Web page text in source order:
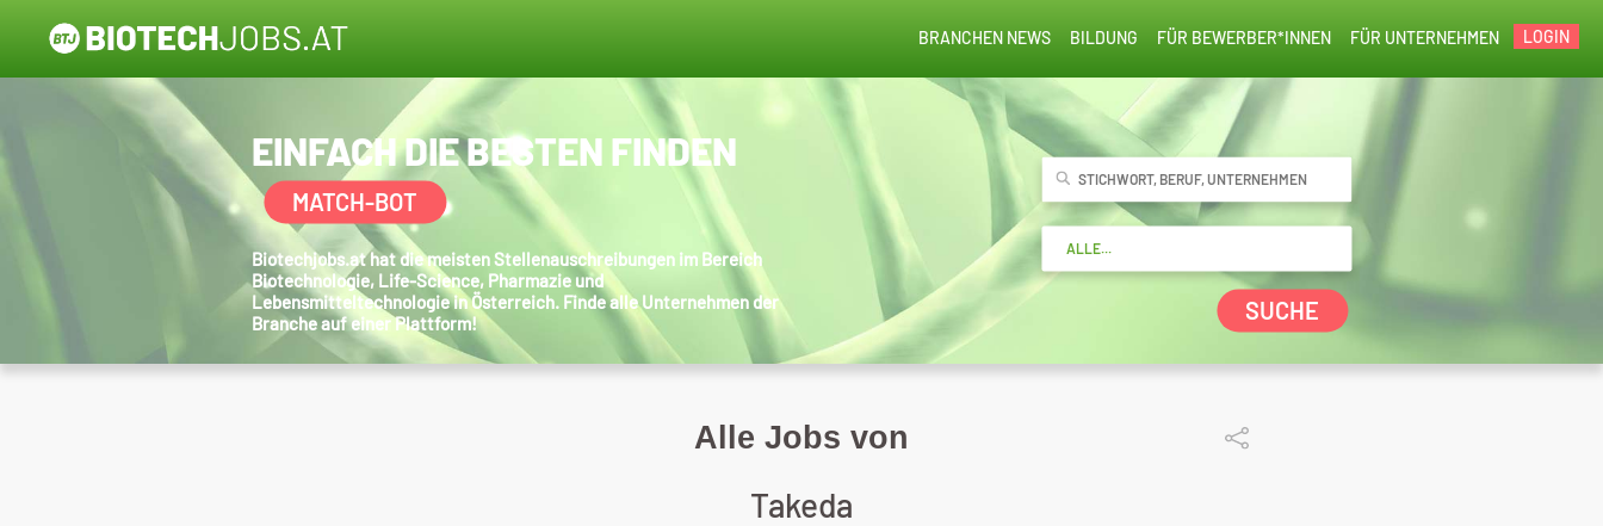
LOGIN
FÜR UNTERNEHMEN
FÜR BEWERBER*INNEN
BILDUNG
BRANCHEN NEWS
EINFACH DIE BESTEN FINDEN
MATCH-BOT
Biotechjobs.at hat die meisten Stellenauschreibungen im Bereich
Biotechnologie, Life-Science, Pharmazie und
Lebensmitteltechnologie in Österreich. Finde alle Unternehmen der
Branche auf einer Plattform!
SUCHE
Alle Jobs von
Takeda